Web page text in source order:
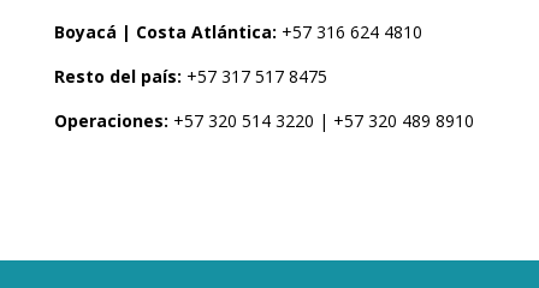
Boyacá | Costa Atlántica: +57 316 624 4810
Resto del país: +57 317 517 8475
Operaciones: +57 320 514 3220 | +57 320 489 8910